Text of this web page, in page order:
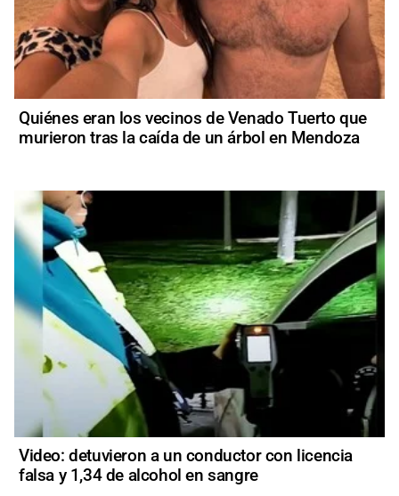
Quiénes eran los vecinos de Venado Tuerto que
murieron tras la caída de un árbol en Mendoza
Video: detuvieron a un conductor con licencia
falsa y 1,34 de alcohol en sangre